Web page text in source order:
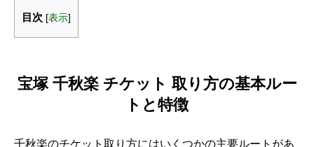
目次 [表示]
宝塚 千秋楽 チケット 取り方の基本ルー
トと特徴
千秋楽のチケット取り方にはいくつかの主要ルートがあ